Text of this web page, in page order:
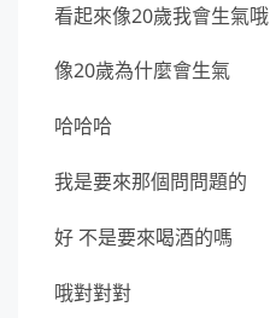
看起來像20歲我會生氣哦
像20歲為什麼會生氣
哈哈哈
我是要來那個問問題的
好 不是要來喝酒的嗎
哦對對對